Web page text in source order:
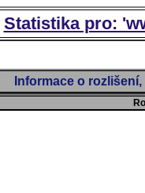
Statistika pro:
Informace o